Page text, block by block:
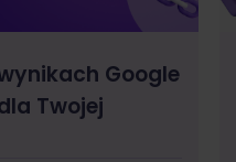
Google
Twojej